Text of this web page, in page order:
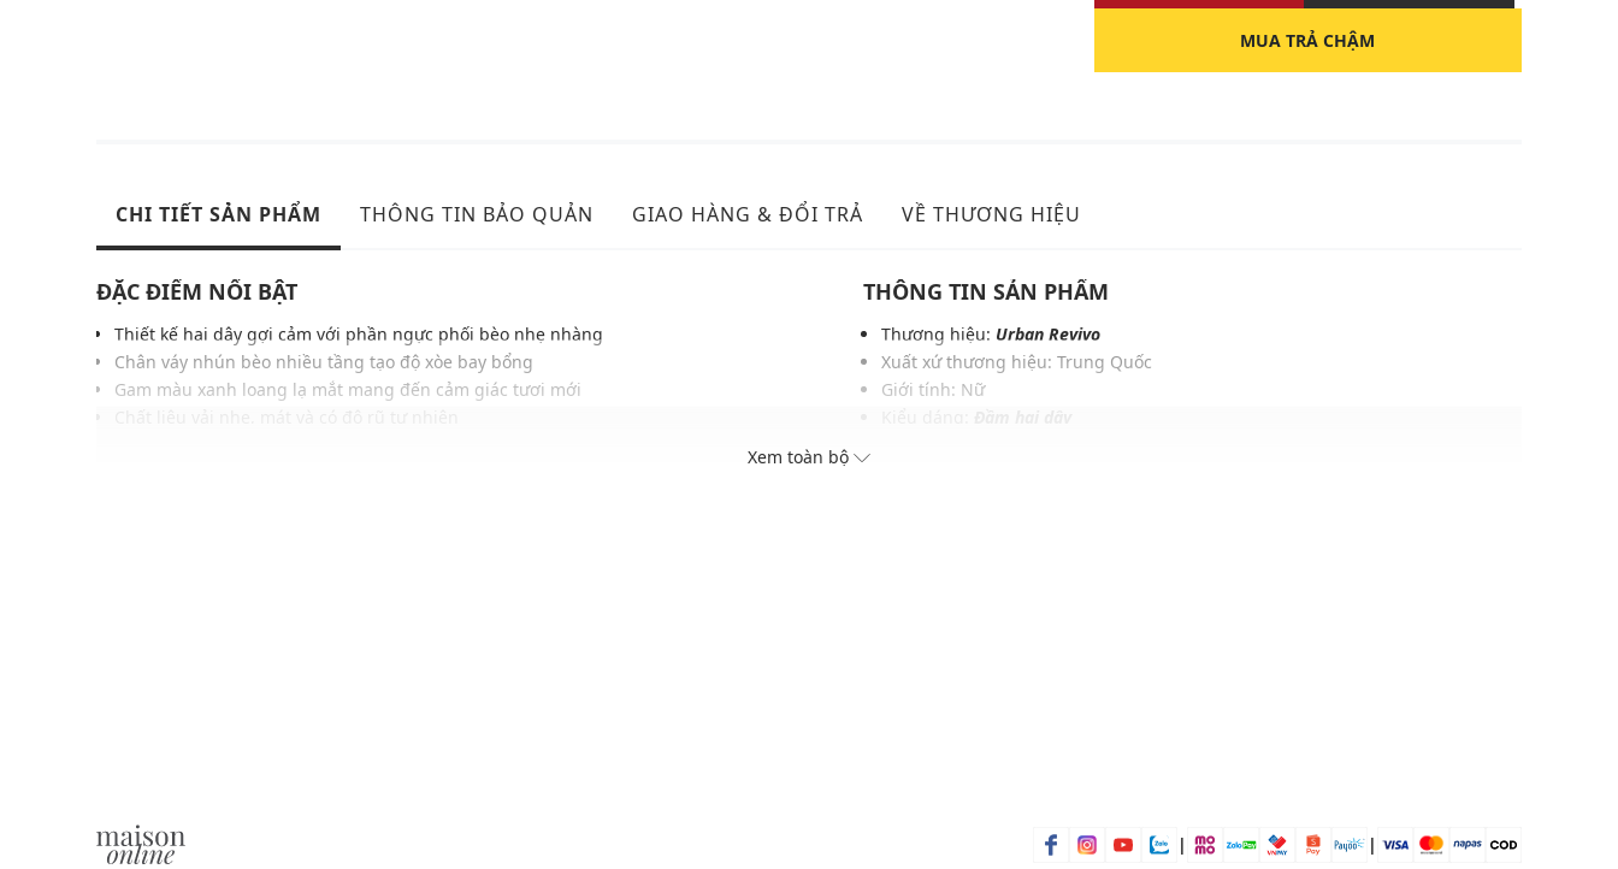
MUA TRẢ CHẬM
CHI TIẾT SẢN PHẨM THÔNG TIN BẢO QUẢN GIAO HÀNG & ĐỔI TRẢ VỀ THƯƠNG HIỆU
ĐẶC ĐIỂM NỔI BẬT
Thiết kế hai dây gợi cảm với phần ngực phối bèo nhẹ nhàng
Chân váy nhún bèo nhiều tầng tạo độ xòe bay bổng
Gam màu xanh loang lạ mắt mang đến cảm giác tươi mới
THÔNG TIN SẢN PHẨM
Thương hiệu: Urban Revivo
Xuất xứ thương hiệu: Trung Quốc
Giới tính: Nữ
Xem toàn bộ
| |